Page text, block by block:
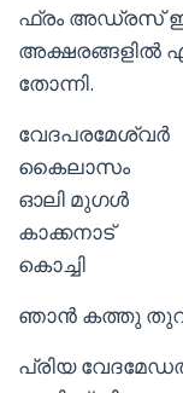
ഫ്രം അഡ്രസ്
അക്ഷരങ്ങളിൽ
തോന്നി.
വേദപരമേശ്വർ
കൈലാസം
ഓലി മുഗൾ
കാക്കനാട്
കൊച്ചി
ഞാൻ കത്തു
പ്രിയ